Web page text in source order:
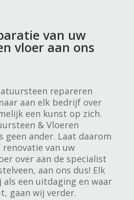
van uw
vloer aan ons
repareren
aan elk bedrijf over
een kunst op zich.
& Vloeren
geen ander. Laat daarom
van uw
over aan de specialist
aan ons dus! Elk
een uitdaging en waar
gaan wij verder.